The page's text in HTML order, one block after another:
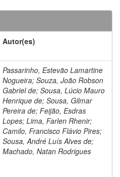
Autor(es)
Passarinho, Estevão Lamartine
Nogueira; Souza, João Robson
Gabriel de; Sousa, Lúcio Mauro
Henrique de; Sousa, Gilmar
Pereira de; Feijão, Esdras
Lopes; Lima, Farlen Rhenir;
Camilo, Francisco Flávio Pires;
Sousa, André Luís Alves de;
Machado, Natan Rodrigues